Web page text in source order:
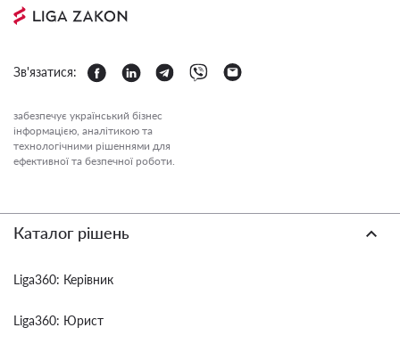
Зв'язатися:
забезпечує український бізнес
інформацією, аналітикою та
технологічними рішеннями для
ефективної та безпечної роботи.
Каталог рішень
Liga360: Керівник
Liga360: Юрист